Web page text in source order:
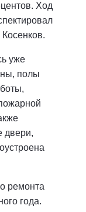
Ход
уже
полы
двери,
ремонта
года.